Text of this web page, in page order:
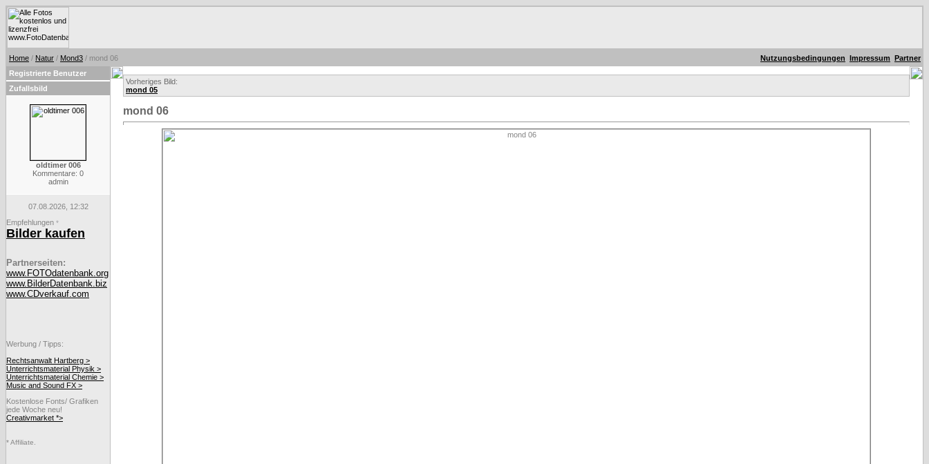
Home / Natur / Mond3 / mond 06 Nutzungsbedingungen Impressum Partner
Registrierte Benutzer
Zufallsbild
oldtimer 006
Kommentare: 0
admin
07.08.2026, 12:32
Empfehlungen *
Bilder kaufen
Partnerseiten:
www.FOTOdatenbank.org
www.BilderDatenbank.biz
www.CDverkauf.com
Werbung / Tipps:
Rechtsanwalt Hartberg >
Unterrichtsmaterial Physik >
Unterrichtsmaterial Chemie >
Music and Sound FX >
Kostenlose Fonts/ Grafiken
jede Woche neu!
Creativmarket *>
* Affiliate.
Vorheriges Bild:
mond 05
mond 06